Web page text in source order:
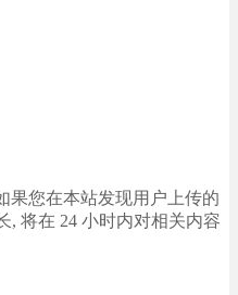
果您在本站发现用户上传的
, 将在 24 小时内对相关内容